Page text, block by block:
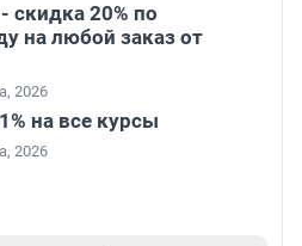
- скидка 20% по
на любой заказ от
2026
на все курсы
2026